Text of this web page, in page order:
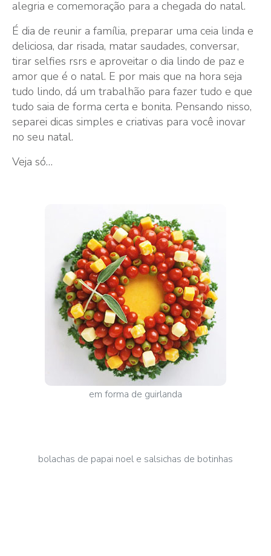
alegria e comemoração para a chegada do natal.
É dia de reunir a família, preparar uma ceia linda e
deliciosa, dar risada, matar saudades, conversar,
tirar selfies rsrs e aproveitar o dia lindo de paz e
amor que é o natal. E por mais que na hora seja
tudo lindo, dá um trabalhão para fazer tudo e que
tudo saia de forma certa e bonita. Pensando nisso,
separei dicas simples e criativas para você inovar
no seu natal.
Veja só…
em forma de guirlanda
bolachas de papai noel e salsichas de botinhas